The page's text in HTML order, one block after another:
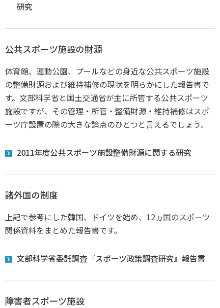
研究
公共スポーツ施設の財源
体育館、運動公園、プールなどの身近な公共スポーツ施設
の整備財源および維持補修の現状を明らかにした報告書で
す。文部科学省と国土交通省が主に所管する公共スポーツ
施設ですが、その管理・所管・整備財源・維持補修はスポ
ーツ庁設置の際の大きな論点のひとつと言えるでしょう。
2011年度公共スポーツ施設整備財源に関する研究
諸外国の制度
上記で参考にした韓国、ドイツを始め、12ヵ国のスポーツ
関係資料をまとめた報告書です。
文部科学省委託調査『スポーツ政策調査研究』報告書
障害者スポーツ施設